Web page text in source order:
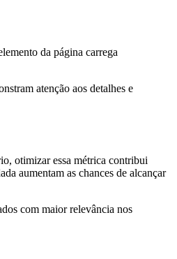
da página carrega
atenção aos detalhes e
otimizar essa métrica contribui
aumentam as chances de alcançar
com maior relevância nos